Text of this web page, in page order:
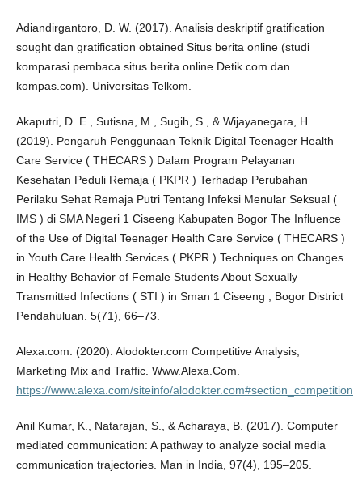
Adiandirgantoro, D. W. (2017). Analisis deskriptif gratification
sought dan gratification obtained Situs berita online (studi
komparasi pembaca situs berita online Detik.com dan
kompas.com). Universitas Telkom.
Akaputri, D. E., Sutisna, M., Sugih, S., & Wijayanegara, H.
(2019). Pengaruh Penggunaan Teknik Digital Teenager Health
Care Service ( THECARS ) Dalam Program Pelayanan
Kesehatan Peduli Remaja ( PKPR ) Terhadap Perubahan
Perilaku Sehat Remaja Putri Tentang Infeksi Menular Seksual (
IMS ) di SMA Negeri 1 Ciseeng Kabupaten Bogor The Influence
of the Use of Digital Teenager Health Care Service ( THECARS )
in Youth Care Health Services ( PKPR ) Techniques on Changes
in Healthy Behavior of Female Students About Sexually
Transmitted Infections ( STI ) in Sman 1 Ciseeng , Bogor District
Pendahuluan. 5(71), 66–73.
Alexa.com. (2020). Alodokter.com Competitive Analysis,
Marketing Mix and Traffic. Www.Alexa.Com.
https://www.alexa.com/siteinfo/alodokter.com#section_competition
Anil Kumar, K., Natarajan, S., & Acharaya, B. (2017). Computer
mediated communication: A pathway to analyze social media
communication trajectories. Man in India, 97(4), 195–205.